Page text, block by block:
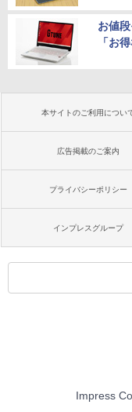
お値
「お
本サイトのご利用につい
広告掲載のご案内
プライバシーポリシー
インプレスグループ
Impress